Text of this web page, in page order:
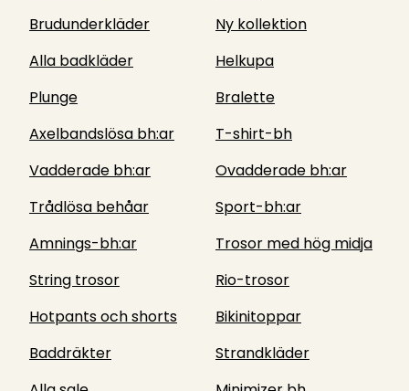
Brudunderkläder
Ny kollektion
Alla badkläder
Helkupa
Plunge
Bralette
Axelbandslösa bh:ar
T-shirt-bh
Vadderade bh:ar
Ovadderade bh:ar
Trådlösa behåar
Sport-bh:ar
Amnings-bh:ar
Trosor med hög midja
String trosor
Rio-trosor
Hotpants och shorts
Bikinitoppar
Baddräkter
Strandkläder